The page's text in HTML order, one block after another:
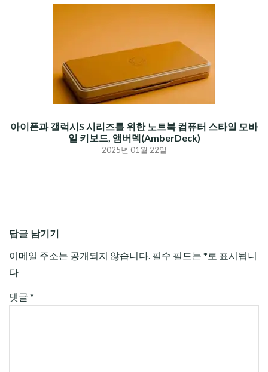
아이폰과 갤럭시S 시리즈를 위한 노트북 컴퓨터 스타일 모바
일 키보드, 앰버덱(AmberDeck)
2025년 01월 22일
답글 남기기
이메일 주소는 공개되지 않습니다. 필수 필드는 * 로 표시됩니
다
댓글 *